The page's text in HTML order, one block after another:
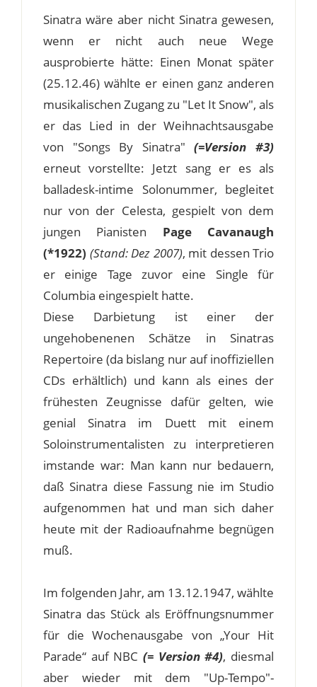
Sinatra wäre aber nicht Sinatra gewesen,
wenn er nicht auch neue Wege
ausprobierte hätte: Einen Monat später
(25.12.46) wählte er einen ganz anderen
musikalischen Zugang zu "Let It Snow", als
er das Lied in der Weihnachtsausgabe
von "Songs By Sinatra"(=Version #3)
erneut vorstellte: Jetzt sang er es als
balladesk-intime Solonummer, begleitet
nur von der Celesta, gespielt von dem
jungen Pianisten Page Cavanaugh
(*1922) (Stand: Dez 2007), mit dessen Trio
er einige Tage zuvor eine Single für
Columbia eingespielt hatte.
Diese Darbietung ist einer der
ungehobenenen Schätze in Sinatras
Repertoire (da bislang nur auf inoffiziellen
CDs erhältlich) und kann als eines der
frühesten Zeugnisse dafür gelten, wie
genial Sinatra im Duett mit einem
Soloinstrumentalisten zu interpretieren
imstande war: Man kann nur bedauern,
daß Sinatra diese Fassung nie im Studio
aufgenommen hat und man sich daher
heute mit der Radioaufnahme begnügen
muß.
Im folgenden Jahr, am 13.12.1947, wählte
Sinatra das Stück als Eröffnungsnummer
für die Wochenausgabe von „Your Hit
Parade“ auf NBC (= Version #4), diesmal
aber wieder mit dem "Up-Tempo"-